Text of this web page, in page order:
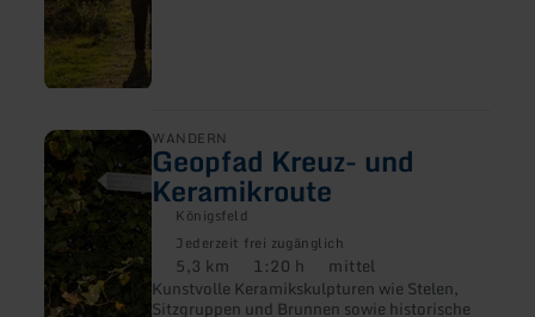
WANDERN
Geopfad Kreuz- und
Keramikroute
Königsfeld
Jederzeit frei zugänglich
Distanz:
5,3 km Dauer:
1:20 h Anforderung:
mittel
Kunstvolle Keramikskulpturen wie Stelen,
Sitzgruppen und Brunnen sowie historische
mehr
erfahren
zu:
Geopfad
Kreuz-
Keramikroute